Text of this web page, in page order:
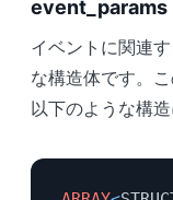
event_params
イベントに関連
な構造体です。
以下のような構